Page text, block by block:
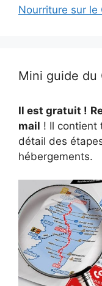
Nourriture sur le
Mini guide du
Il est gratuit !
mail ! Il contient
détail des
hébergements.